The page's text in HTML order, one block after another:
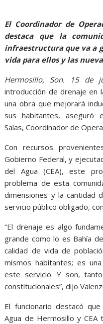
El Coordinador de
destaca que la
infraestructura que va a
vida para ellos y las
Hermosillo, Son. 15 de
introducción de drenaje en
una obra que mejorará
sus habitantes, aseguró
Salas, Coordinador de
Con recursos
Gobierno Federal, y
del Agua (CEA), este
problema de esta
dimensiones y la cantidad
servicio público obligado,
“El drenaje es algo
grande como lo es Bahía
calidad de vida de
mismos habitantes; es
este servicio. Y son,
constitucionales”, dijo
El funcionario destacó
Agua de Hermosillo y CEA